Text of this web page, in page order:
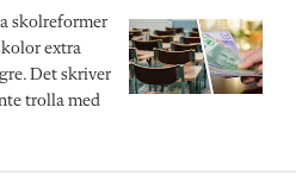
skolreformer
extra
Det skriver
trolla med